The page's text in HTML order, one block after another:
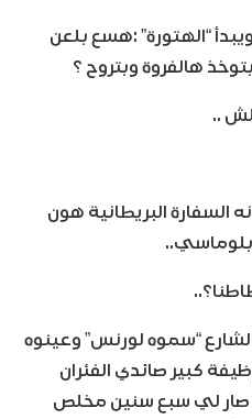
“الهتورة” :هسع بلعن
هالفروة وبتروح ؟
..
السفارة البريطانية هون
“سموه لورنس” وعينوه
كبير صائدي الفئران
صار لي سبع سنين مخلص